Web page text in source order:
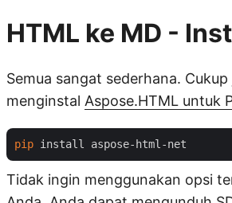
HTML ke MD -
Semua sangat sederhana.
menginstal Aspose.HTML untuk
pip
Tidak ingin menggunakan opsi